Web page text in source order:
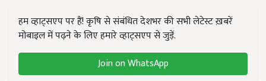
हम व्हाट्सएप पर हैं! कृषि से संबंधित देशभर की सभी लेटेस्ट ख़बरें
मोबाइल में पढ़ने के लिए हमारे व्हाट्सएप से जुड़ें.
Join on WhatsApp